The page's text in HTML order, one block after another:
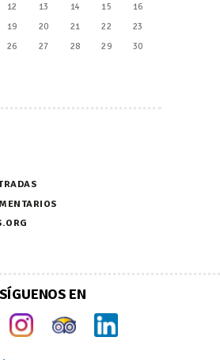
12 13 14 15
16
19 20 21 22
23
26 27 28 29
30
SÍGUENOS EN